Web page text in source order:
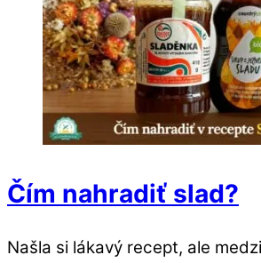
Čím nahradiť slad?
Našla si lákavý recept, ale